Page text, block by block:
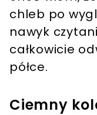
chleb po
nawyk
całkowicie
półce.
Ciemny